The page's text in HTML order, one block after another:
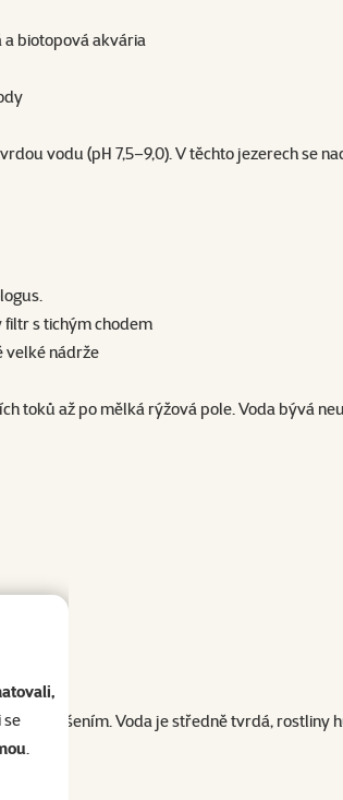
se
.
a biotopová akvária
vodu (pH 7,5–9,0). V těchto jezerech se
filtr s tichým chodem
velké nádrže
toků až po mělká rýžová pole. Voda bývá
řešením. Voda je středně tvrdá, rostliny